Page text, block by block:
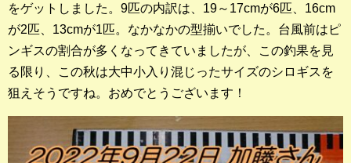
をゲットしました。9匹の内訳は、19～17cmが6匹、16cm
が2匹、13cmが1匹。なかなかの型揃いでした。台風前はピ
ンギスの割合が多くなってきていましたが、この釣果を見
る限り、この秋は大中小入り混じったサイズのシロギスを
狙えそうですね。おめでとうございます！
過去の釣果ランキング
ブログ・釣行記
スタッフブログ
店長釣行記